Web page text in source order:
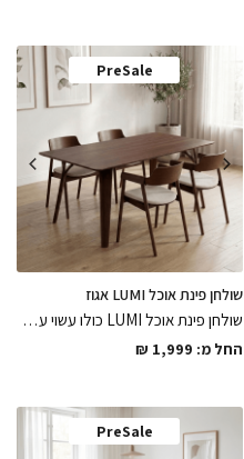
PreSale
שולחן פינת אוכל LUMI אגוז
שולחן פינת אוכל LUMI כולו עשוי עץ אגוז מלא קל ופרקטי לניקיון במגוון גדלים לבחירה צבוע בלכה אפוקסי מט בגימורים מושלמים
החל מ: ₪ 1,999
PreSale